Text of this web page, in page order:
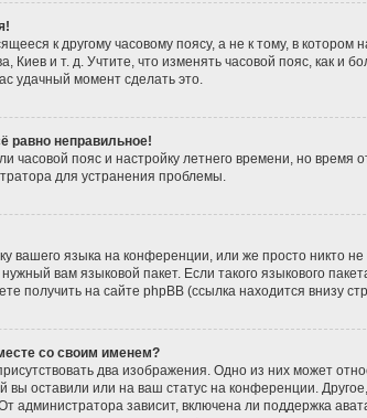
к другому часовому поясу, а не к тому, в
Киев и т. д. Учтите, что изменять часовой пояс, как и
удачный момент сделать это.
равно неправильное!
часовой пояс и настройку летнего времени, но
для устранения проблемы.
вашего языка на конференции, или же просто никто
вам языковой пакет. Если такого языкового
получить на сайте phpBB (ссылка находится внизу
со своим именем?
два изображения. Одно из них может
вы оставили или на ваш статус на конференции.
администратора зависит, включена ли поддержка